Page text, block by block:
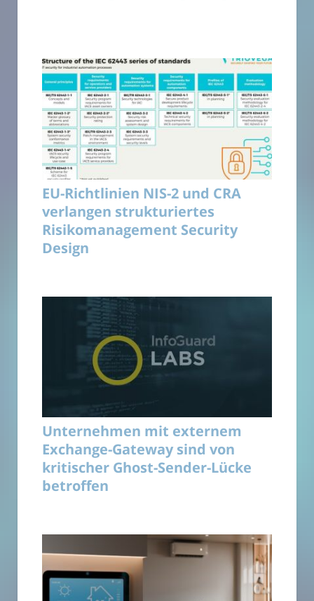
EU-Richtlinien NIS-2 und CRA
verlangen strukturiertes
Risikomanagement Security
Design
Unternehmen mit externem
Exchange-Gateway sind von
kritischer Ghost-Sender-Lücke
betroffen